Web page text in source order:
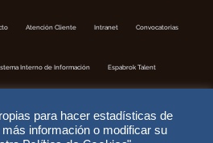
Atención Cliente Intranet Convocatorias
Interno de Información Espabrok Talent
para hacer estadísticas de
información o modificar su